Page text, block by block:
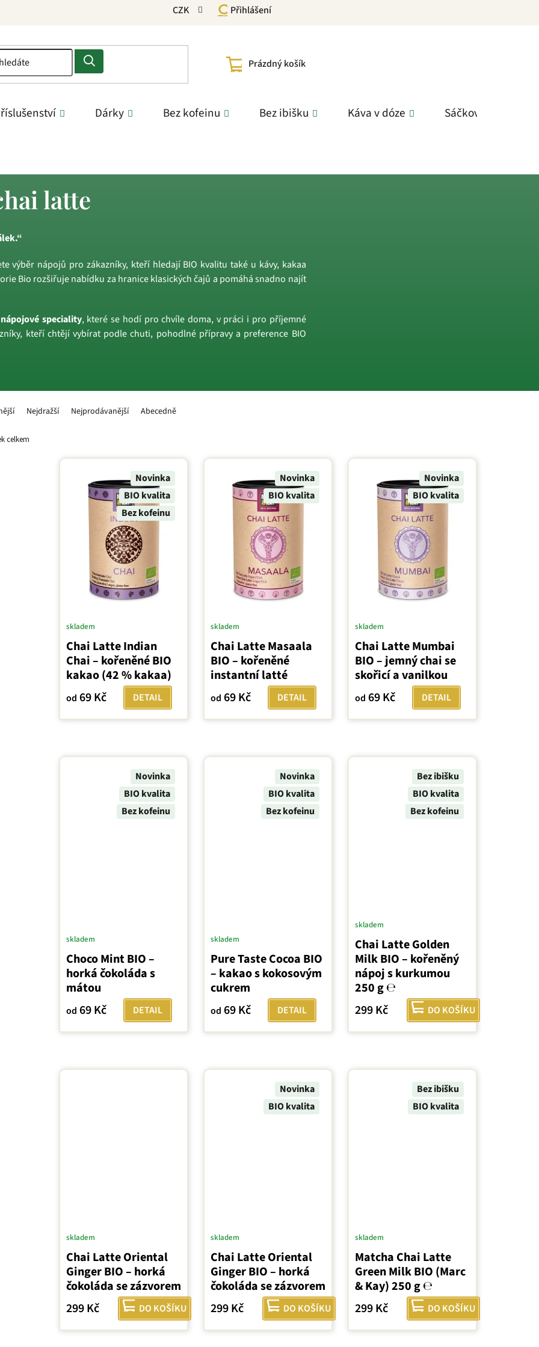
CZK Přihlášení
NÁKUPNÍ
Prázdný košík
Dárky Bez kofeinu Bez ibišku Káva v dóze Sáčkové čaje
latte
výběr nápojů pro zákazníky, kteří hledají BIO kvalitu také u kávy, kakaa
Bio rozšiřuje nabídku za hranice klasických čajů a pomáhá snadno najít
speciality, které se hodí pro chvíle doma, v práci i pro příjemné
kteří chtějí vybírat podle chuti, pohodlné přípravy a preference BIO
Nejdražší Nejprodávanější Abecedně
celkem
Novinka
BIO kvalita
Bez kofeinu
Chai Latte Indian
Chai – kořeněné BIO
kakao (42 % kakaa)
skladem
od 69 Kč DETAIL
Novinka
BIO kvalita
Chai Latte Masaala
BIO – kořeněné
instantní latté
skladem
od 69 Kč DETAIL
Novinka
BIO kvalita
Chai Latte Mumbai
BIO – jemný chai se
skořicí a vanilkou
skladem
od 69 Kč DETAIL
Novinka
BIO kvalita
Bez kofeinu
Choco Mint BIO –
horká čokoláda s
mátou
skladem
od 69 Kč DETAIL
Novinka
BIO kvalita
Bez kofeinu
Pure Taste Cocoa BIO
– kakao s kokosovým
cukrem
skladem
od 69 Kč DETAIL
Bez ibišku
BIO kvalita
Bez kofeinu
Chai Latte Golden
Milk BIO – kořeněný
nápoj s kurkumou
250 g ℮
skladem
299 Kč DO KOŠÍKU
Chai Latte Oriental
Ginger BIO – horká
čokoláda se zázvorem
skladem
299 Kč DO KOŠÍKU
Novinka
BIO kvalita
Chai Latte Oriental
Ginger BIO – horká
čokoláda se zázvorem
skladem
299 Kč DO KOŠÍKU
Bez ibišku
BIO kvalita
Matcha Chai Latte
Green Milk BIO (Marc
& Kay) 250 g ℮
skladem
299 Kč DO KOŠÍKU